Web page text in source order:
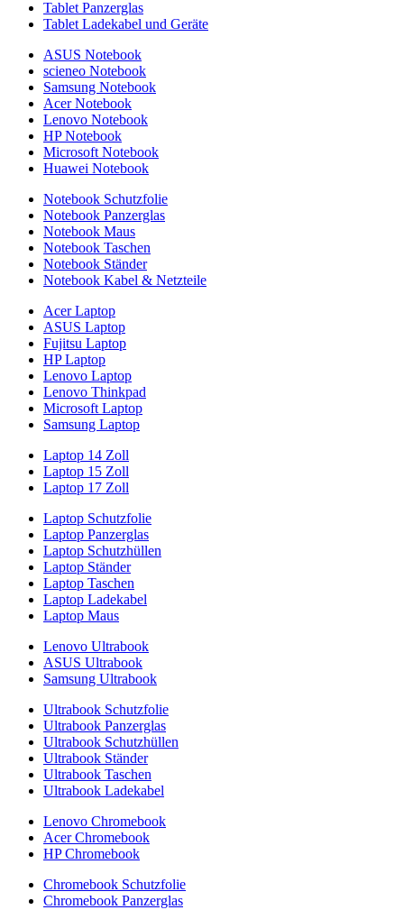
Tablet Panzerglas
Tablet Ladekabel und Geräte
ASUS Notebook
scieneo Notebook
Samsung Notebook
Acer Notebook
Lenovo Notebook
HP Notebook
Microsoft Notebook
Huawei Notebook
Notebook Schutzfolie
Notebook Panzerglas
Notebook Maus
Notebook Taschen
Notebook Ständer
Notebook Kabel & Netzteile
Acer Laptop
ASUS Laptop
Fujitsu Laptop
HP Laptop
Lenovo Laptop
Lenovo Thinkpad
Microsoft Laptop
Samsung Laptop
Laptop 14 Zoll
Laptop 15 Zoll
Laptop 17 Zoll
Laptop Schutzfolie
Laptop Panzerglas
Laptop Schutzhüllen
Laptop Ständer
Laptop Taschen
Laptop Ladekabel
Laptop Maus
Lenovo Ultrabook
ASUS Ultrabook
Samsung Ultrabook
Ultrabook Schutzfolie
Ultrabook Panzerglas
Ultrabook Schutzhüllen
Ultrabook Ständer
Ultrabook Taschen
Ultrabook Ladekabel
Lenovo Chromebook
Acer Chromebook
HP Chromebook
Chromebook Schutzfolie
Chromebook Panzerglas